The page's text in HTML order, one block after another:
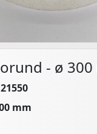
- ø 300
21550
mm